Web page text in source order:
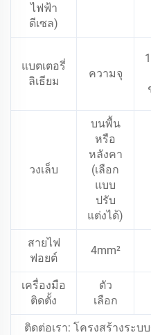
ไฟฟ้า
ดีเซล)
แบตเตอรี่
ลิเธียม
ความจุ
วงเล็บ
บนพื้น
หรือ
หลังคา
(เลือก
แบบ
ปรับ
แต่งได้)
สายไฟ
ฟอยต์
4mm²
เครื่องมือ
ติดตั้ง
ตัว
เลือก
ติดต่อเรา: โครงสร้างระ